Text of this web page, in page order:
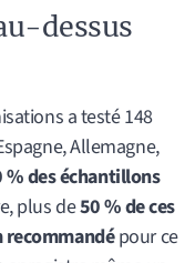
dessus
a testé 148
Allemagne,
% des échantillons
plus de50 % de ces
recommandépour ce